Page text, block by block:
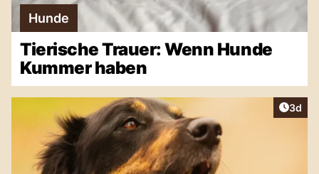
Hunde
Tierische Trauer: Wenn Hunde
Kummer haben
3d